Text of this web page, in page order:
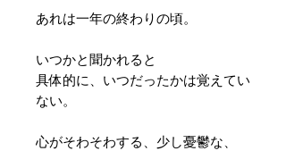
あれは一年の終わりの頃。
いつかと聞かれると
具体的に、いつだったかは覚えてい
ない。
心がそわそわする、少し憂鬱な、